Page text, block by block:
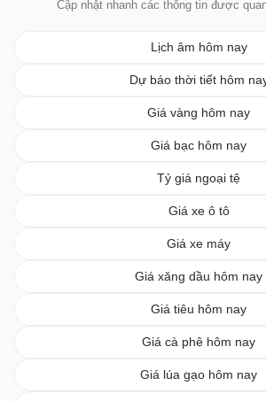
Cập nhật nhanh các thông tin được
Lịch âm hôm nay
Dự báo thời tiết hôm
Giá vàng hôm nay
Giá bạc hôm nay
Tỷ giá ngoại tệ
Giá xe ô tô
Giá xe máy
Giá xăng dầu hôm nay
Giá tiêu hôm nay
Giá cà phê hôm nay
Giá lúa gạo hôm nay